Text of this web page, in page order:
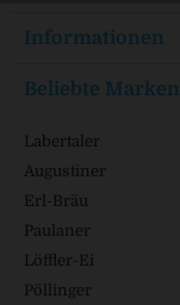
Informationen
Beliebte Marken
Labertaler
Augustiner
Erl-Bräu
Paulaner
Löffler-Ei
Pöllinger